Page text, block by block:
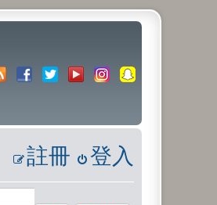
登入
註冊